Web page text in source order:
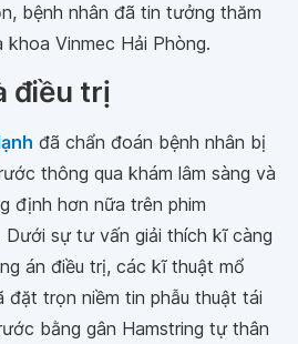
bệnh nhân đã tin tưởng thăm
Vinmec Hải Phòng.
điều trị
đã chẩn đoán bệnh nhân bị
thông qua khám lâm sàng và
định hơn nữa trên phim
Dưới sự tư vấn giải thích kĩ càng
án điều trị, các kĩ thuật mổ
đặt trọn niềm tin phẫu thuật tái
bằng gân Hamstring tự thân